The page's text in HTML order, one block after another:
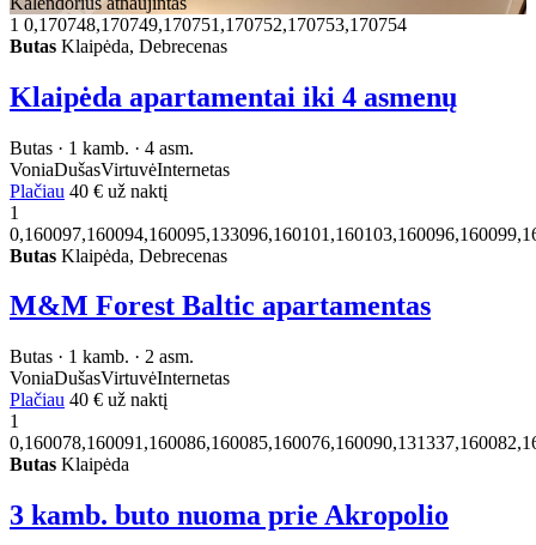
1 0,170748,170749,170751,170752,170753,170754
Butas Klaipėda, Debrecenas
Klaipėda apartamentai iki 4 asmenų
Butas · 1 kamb. · 4 asm.
VoniaDušasVirtuvėInternetas
Plačiau 40 € už naktį
1
Butas Klaipėda, Debrecenas
M&M Forest Baltic apartamentas
Butas · 1 kamb. · 2 asm.
VoniaDušasVirtuvėInternetas
Plačiau 40 € už naktį
1
Butas Klaipėda
3 kamb. buto nuoma prie Akropolio